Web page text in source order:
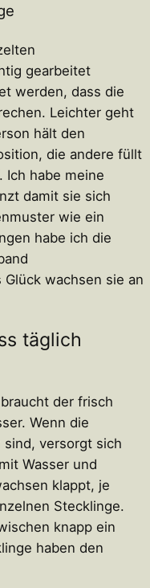
gearbeitet
werden, dass die
Leichter geht
hält den
die andere füllt
Ich habe meine
damit sie sich
wie ein
habe ich die
wachsen sie an
täglich
der frisch
Wenn die
sind, versorgt sich
Wasser und
klappt, je
Stecklinge.
knapp ein
haben den